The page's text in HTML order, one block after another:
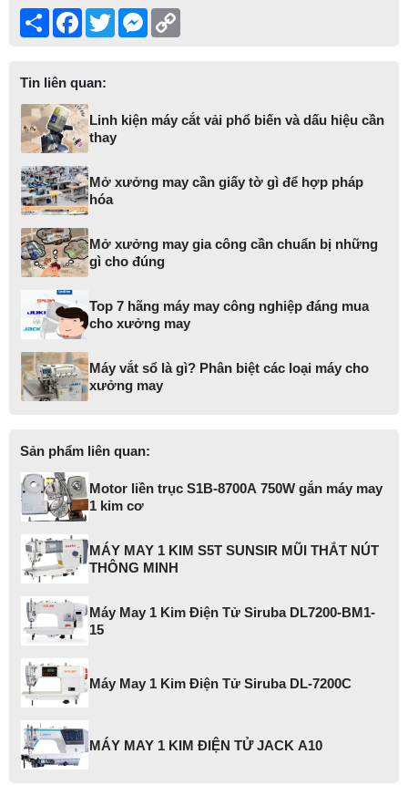
Share Facebook
TwitterMessenger
Tin liên quan:
Linh kiện máy cắt vải phổ biến và dấu hiệu cần
thay
Mở xưởng may cần giấy tờ gì để hợp pháp
hóa
Mở xưởng may gia công cần chuẩn bị những
gì cho đúng
Top 7 hãng máy may công nghiệp đáng mua
cho xưởng may
Máy vắt sổ là gì? Phân biệt các loại máy cho
xưởng may
Sản phẩm liên quan:
Motor liền trục S1B-8700A 750W gắn máy may
1 kim cơ
MÁY MAY 1 KIM S5T SUNSIR MŨI THẮT NÚT
THÔNG MINH
Máy May 1 Kim Điện Tử Siruba DL7200-BM1-
15
Máy May 1 Kim Điện Tử Siruba DL-7200C
MÁY MAY 1 KIM ĐIỆN TỬ JACK A10